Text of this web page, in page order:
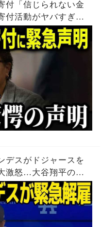
付「信じられない金
付活動がヤバすぎ
ャー/野球】
デスがドジャースを
激怒…大谷翔平の巻
！